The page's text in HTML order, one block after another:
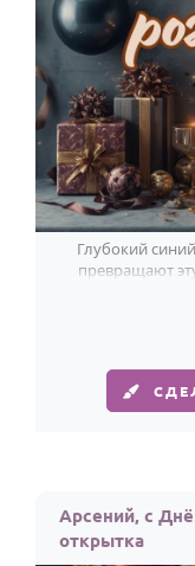
Календарь
КОМУ
Женщине
Мужчине
Маме
Папе
Детям
Все
ПЕРСОНАЛЬНЫЕ
Пожелания
Глубокий
превращают
Арсений, с
открытка